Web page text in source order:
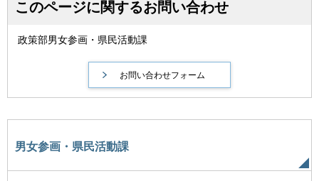
このページに関するお問い合わせ
政策部男女参画・県民活動課
男女参画・県民活動課